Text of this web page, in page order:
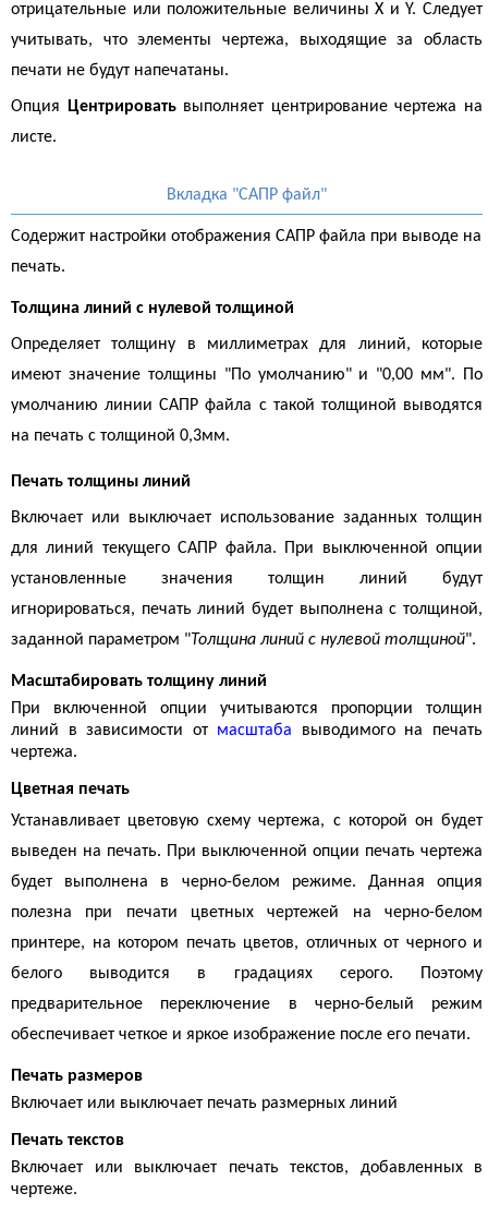
отрицательные или положительные величины X и Y. Следует
учитывать, что элементы чертежа, выходящие за область
печати не будут напечатаны.
Опция Центрироватьвыполняет центрирование чертежа на
листе.
Вкладка "САПР файл"
Содержит настройки отображения САПР файла при выводе на
печать.
Толщина линий с нулевой толщиной
Определяет толщину в миллиметрах для линий, которые
имеют значение толщины "По умолчанию" и "0,00 мм". По
умолчанию линии САПР файла с такой толщиной выводятся
на печать с толщиной 0,3мм.
Печать толщины линий
Включает или выключает использование заданных толщин
для линий текущего САПР файла. При выключенной опции
установленные значения толщин линий будут
игнорироваться, печать линий будет выполнена с толщиной,
заданной параметром "Толщина линий с нулевой толщиной".
Масштабировать толщину линий
При включенной опции учитываются пропорции толщин
линий в зависимости от масштаба выводимого на печать
чертежа.
Цветная печать
Устанавливает цветовую схему чертежа, с которой он будет
выведен на печать. При выключенной опции печать чертежа
будет выполнена в черно-белом режиме. Данная опция
полезна при печати цветных чертежей на черно-белом
принтере, на котором печать цветов, отличных от черного и
белого выводится в градациях серого. Поэтому
предварительное переключение в черно-белый режим
обеспечивает четкое и яркое изображение после его печати.
Печать размеров
Включает или выключает печать размерных линий
Печать текстов
Включает или выключает печать текстов, добавленных в
чертеже.